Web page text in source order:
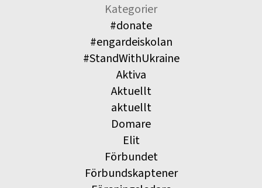
Kategorier
#donate
#engardeiskolan
#StandWithUkraine
Aktiva
Aktuellt
aktuellt
Domare
Elit
Förbundet
Förbundskaptener